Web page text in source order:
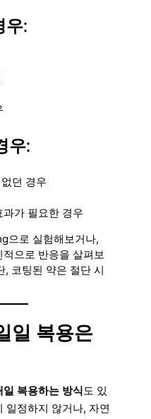
우:
우:
던 경우
가 필요한 경우
으로 실험해보거나,
으로 반응을 살펴보
, 코팅된 약은 절단 시
일 복용은
복용하는 방식도 있
일정하지 않거나, 자연